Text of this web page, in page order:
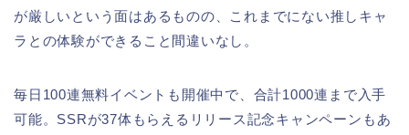
が厳しいという面はあるものの、これまでにない推しキャ
ラとの体験ができること間違いなし。
毎日100連無料イベントも開催中で、合計1000連まで入手
可能。SSRが37体もらえるリリース記念キャンペーンもあ